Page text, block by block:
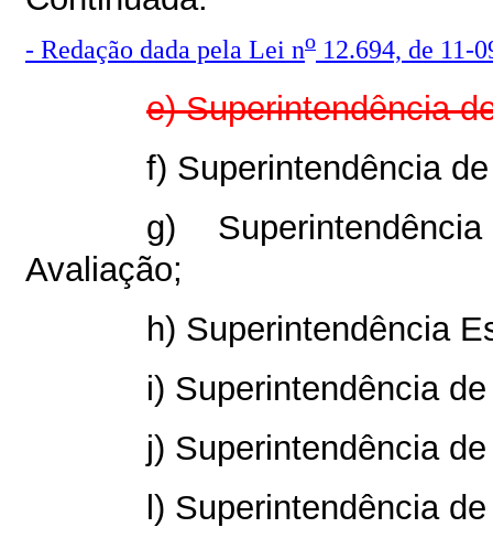
- Redação dada pela Lei no 12.694, de 11-
e) Superintendência
f) Superintendência
g)
Avaliação;
h) Superintendência
i) Superintendência
j) Superintendência
l) Superintendência